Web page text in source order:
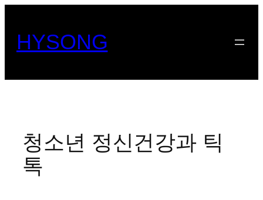
HYSONG
청소년 정신건강과 틱
톡